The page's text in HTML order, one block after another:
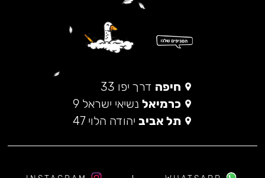
חיפה דרך יפו 33
כרמיאל נשיאי ישראל 9
תל אביב יהודה הלוי 47